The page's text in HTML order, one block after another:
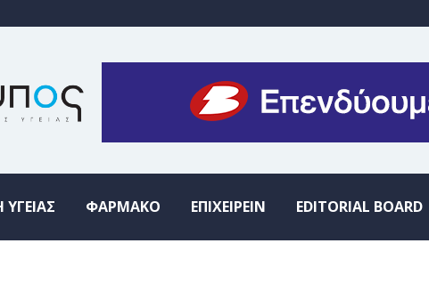
ΥΓΕΙΑΣ ΦΑΡΜΑΚΟ ΕΠΙΧΕΙΡΕΙΝ EDITORIAL BOARD